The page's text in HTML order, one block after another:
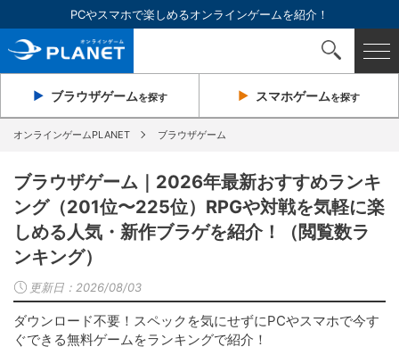
PCやスマホで楽しめるオンラインゲームを紹介！
ブラウザゲームを探す スマホゲームを探す
オンラインゲームPLANET ブラウザゲーム
ブラウザゲーム｜2026年最新おすすめランキ
ング（201位〜225位）RPGや対戦を気軽に楽
しめる人気・新作ブラゲを紹介！（閲覧数ラ
ンキング）
更新日： 2026/08/03
ダウンロード不要！スペックを気にせずにPCやスマホで今す
ぐできる無料ゲームをランキングで紹介！